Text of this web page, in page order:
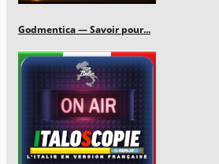
Godmentica — Savoir pour...